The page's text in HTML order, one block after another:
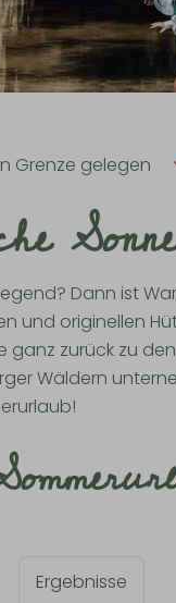
Grenze gelegen
Dann ist
und originellen
ganz zurück zu
Wäldern
Ergebnisse